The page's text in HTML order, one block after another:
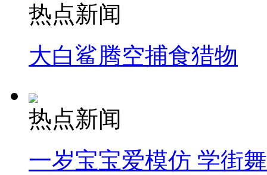
热点新闻
大白鲨腾空捕食猎物
热点新闻
一岁宝宝爱模仿 学街